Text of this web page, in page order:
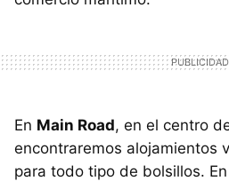
En Main Road, en el centro
encontraremos alojamientos
para todo tipo de bolsillos.